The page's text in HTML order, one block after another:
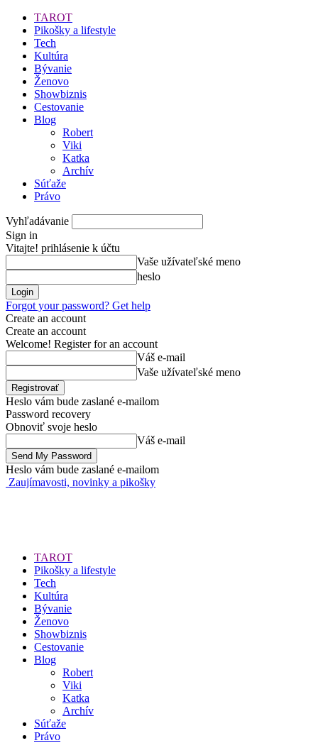
TAROT
Pikošky a lifestyle
Tech
Kultúra
Bývanie
Ženovo
Showbiznis
Cestovanie
Blog
Robert
Viki
Katka
Archív
Súťaže
Právo
Vyhľadávanie
Sign in
Vitajte! prihlásenie k účtu
Vaše užívateľské meno
heslo
Forgot your password? Get help
Create an account
Create an account
Welcome! Register for an account
Váš e-mail
Vaše užívateľské meno
Heslo vám bude zaslané e-mailom
Password recovery
Obnoviť svoje heslo
Váš e-mail
Heslo vám bude zaslané e-mailom
Zaujímavosti, novinky a pikošky
TAROT
Pikošky a lifestyle
Tech
Kultúra
Bývanie
Ženovo
Showbiznis
Cestovanie
Blog
Robert
Viki
Katka
Archív
Súťaže
Právo